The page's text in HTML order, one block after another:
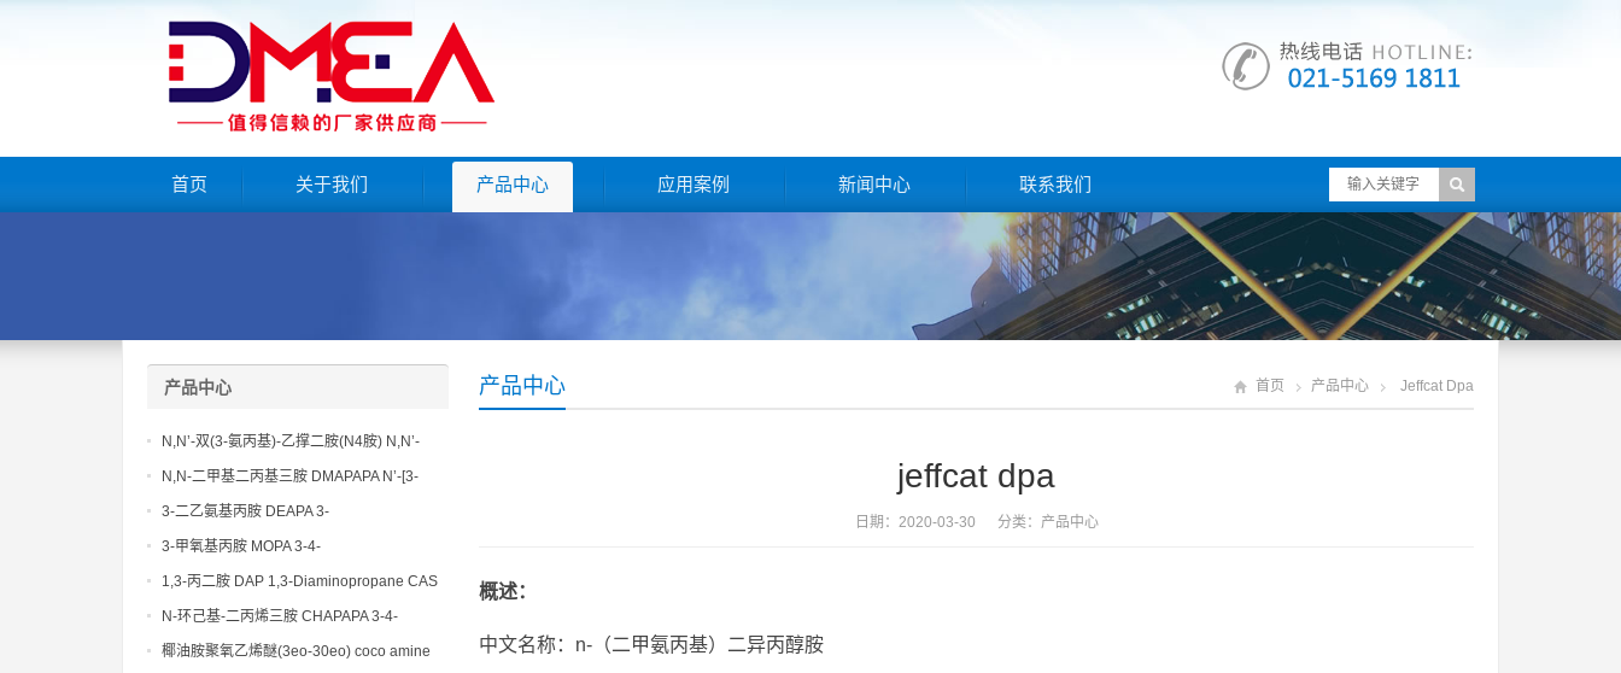
首页 关于我们 产品中心 应用案例 新闻中心 联系我们
产品中心 首页 产品中心 Jeffcat Dpa
jeffcat dpa
日期：2020-03-30 分类： 产品中心
概述：
中文名称：n-（二甲氨丙基）二异丙醇胺
产品中心
N,N’-双(3-氨丙基)-乙撑二胺(N4胺) N,N’-
Bis(3-aminopropyl)-ethylenediamine CAS
No10563-26-5
N,N-二甲基二丙基三胺 DMAPAPA N’-[3-
(dimethylamino)propyllpropane-1,3-
diamine CAS No10563-29-8
3-二乙氨基丙胺 DEAPA 3-
(Diethylamino)propylamine CAS No 104-
3-甲氧基丙胺 MOPA 3-4-
Methoxypropylamine CAS No 5332-73-0
1,3-丙二胺 DAP 1,3-Diaminopropane CAS
No 109-76-2
N-环己基-二丙烯三胺 CHAPAPA 3-4-
Methoxypropylamine CAS No:5332-73-0
椰油胺聚氧乙烯醚(3eo-30eo) coco amine